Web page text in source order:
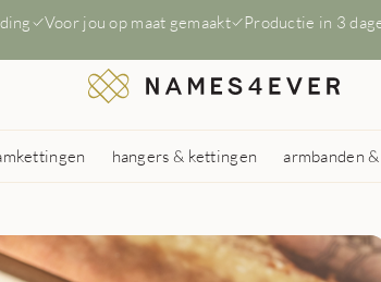
Voor jou op maat gemaakt Productie in 3
hangers & kettingen armbanden